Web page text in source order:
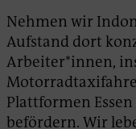
Nehmen wir
Aufstand dort
Arbeiter*innen,
Plattformen
befördern. Wir